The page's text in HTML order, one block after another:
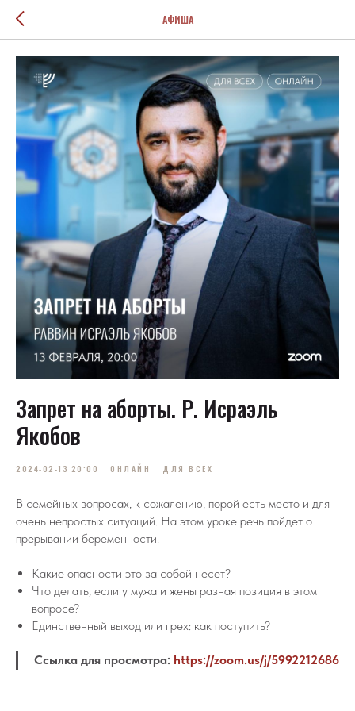
АФИША
Запрет на аборты. Р. Исраэль
Якобов
2024-02-13 20:00 ОНЛАЙН ДЛЯ ВСЕХ
В семейных вопросах, к сожалению, порой есть место и для
очень непростых ситуаций. На этом уроке речь пойдет о
прерывании беременности.
Какие опасности это за собой несет?
Что делать, если у мужа и жены разная позиция в этом
вопросе?
Единственный выход или грех: как поступить?
Ссылка для просмотра: https://zoom.us/j/5992212686